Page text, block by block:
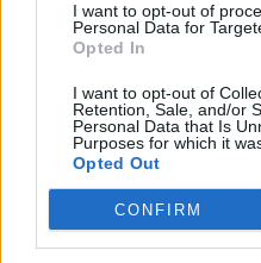
I want to opt-out of
Personal Data for
Opted In
I want to opt-out of
Retention, Sale, and/or
Personal Data that Is
Purposes for which it
Opted Out
CONFIRM
João Fonte reforça
6/08/2026